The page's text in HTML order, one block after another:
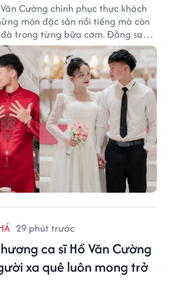
Cường chinh phục thực khách
món đặc sản nổi tiếng mà còn
trong từng bữa cơm. Đằng sau
bí quyết được người dân gìn
29 phút trước
ca sĩ Hồ Văn Cường
xa quê luôn mong trở